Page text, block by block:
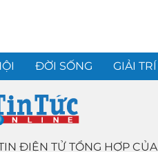
ĐỜI SỐNG GIẢI TRÍ
ĐIỆN TỬ TỔNG HỢP CỦA